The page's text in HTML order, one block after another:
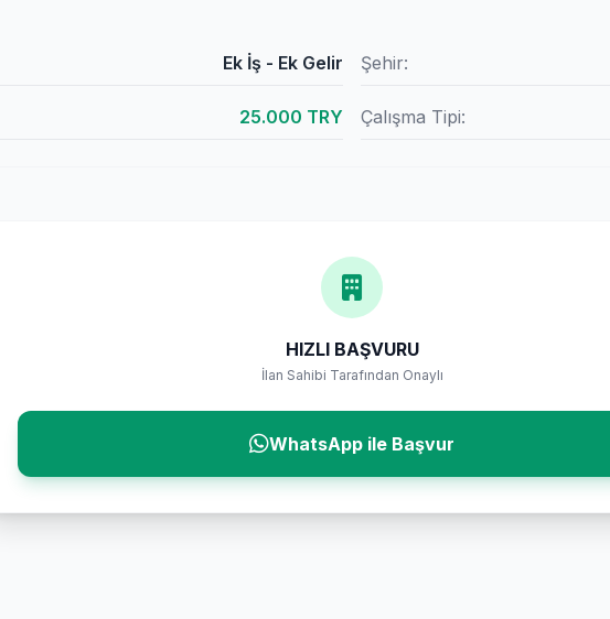
Ek İş - Ek Gelir Şehir:
25.000 TRY Çalışma Tipi:
HIZLI BAŞVURU
İlan Sahibi Tarafından Onaylı
WhatsApp ile Başvur